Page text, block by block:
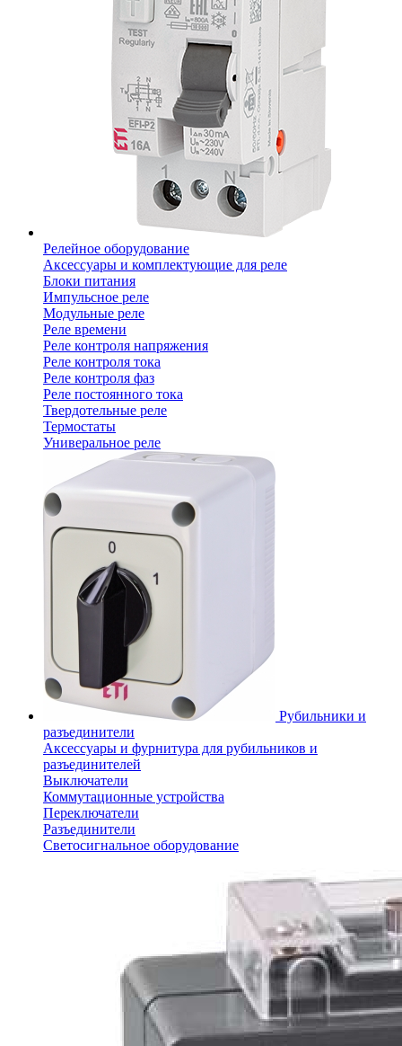
Релейное оборудование
Аксессуары и комплектующие для реле
Блоки питания
Импульсное реле
Модульные реле
Реле времени
Реле контроля напряжения
Реле контроля тока
Реле контроля фаз
Реле постоянного тока
Твердотельные реле
Термостаты
Универальное реле
Рубильники и
разъединители
Аксессуары и фурнитура для рубильников и
разъединителей
Выключатели
Коммутационные устройства
Переключатели
Разъединители
Светосигнальное оборудование